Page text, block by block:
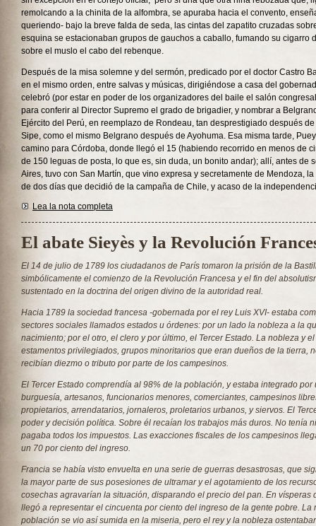
remolcando a la chinita de la alfombra, se apuraba hacia el convento,
queriendo- bajo la breve falda de seda, las cintas del zapatito cruzadas
esquina se estacionaban grupos de gauchos a caballo, fumando su cigarro
sobre el muslo el cabo del rebenque.
Después de la misa solemne y del sermón, predicado por el doctor Castro
en el mismo orden, entre salvas y músicas, dirigiéndose a casa del
celebró (por estar en poder de los organizadores del baile el salón
para conferir al Director Supremo el grado de brigadier, y nombrar a
Ejército del Perú, en reemplazo de Rondeau, tan desprestigiado después
Sipe, como el mismo Belgrano después de Ayohuma. Esa misma tarde,
camino para Córdoba, donde llegó el 15 (habiendo recorrido en menos de
de 150 leguas de posta, lo que es, sin duda, un bonito andar); allí, antes de
Aires, tuvo con San Martín, que vino expresa y secretamente de Mendoza,
de dos días que decidió de la campaña de Chile, y acaso de la
Lea la nota completa
El abate Sieyès y la Revolución
El 14 de julio de 1789 los ciudadanos de París tomaron la prisión de la
simbólicamente el comienzo de la Revolución Francesa y el fin del
sustentado en la doctrina del origen divino de la autoridad real.
Hacia 1789 la sociedad francesa -gobernada por el rey Luis XVI- estaba
sectores sociales llamados estados u órdenes: por un lado la nobleza a la
nacimiento; por el otro, el clero y por último, el Tercer Estado. La nobleza y
estamentos privilegiados, grupos minoritarios que eran dueños de la tierra,
recibían diezmo o tributo por parte de los campesinos.
El Tercer Estado comprendía al 98% de la población, y estaba integrado por
burguesía, artesanos, funcionarios menores, comerciantes, campesinos
propietarios, arrendatarios, jornaleros, proletarios urbanos, y siervos. El
poder y decisión política. Sobre él recaían los trabajos más duros. No tenía
pagaba todos los impuestos. Las exacciones fiscales de los campesinos
un 70 por ciento del ingreso.
Francia se había visto envuelta en una serie de guerras desastrosas, que
la mayor parte de sus posesiones de ultramar y el agotamiento de los
cosechas agravarían la situación, disparando el precio del pan. En vísperas
llegó a representar el cincuenta por ciento del ingreso de la gente pobre. La
población se vio así sumida en la miseria, pero el rey y la nobleza